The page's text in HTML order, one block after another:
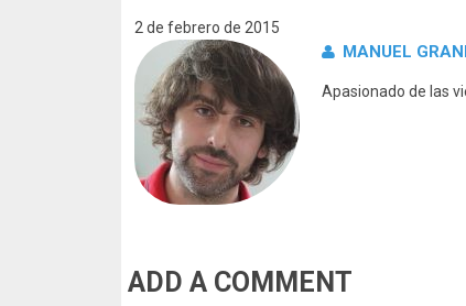
2 de febrero de 2015
MANUEL
Apasionado de las
ADD A COMMENT